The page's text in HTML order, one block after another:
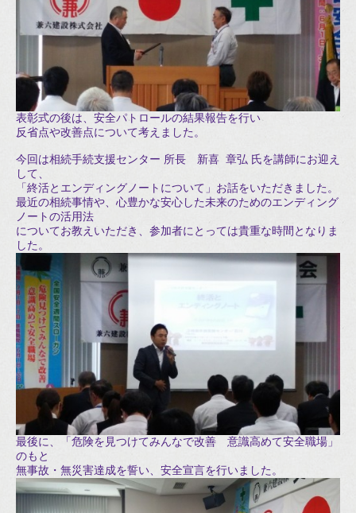
表彰式の後は、安全パトロールの結果報告を行い
反省点や改善点について考えました。
今回は相続手続支援センター 所長 新喜 章弘 氏を講師にお迎え
して、
「終活とエンディングノートについて」お話をいただきました。
最近の相続事情や、心豊かな安心した未来のためのエンディング
ノートの活用法
についてお教えいただき、参加者にとっては貴重な時間となりま
した。
最後に、「危険を見つけてみんなで改善 意識高めて安全職場」
のもと
無事故・無災害達成を誓い、安全宣言を行いました。